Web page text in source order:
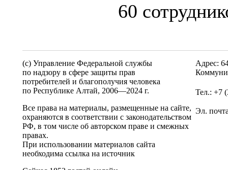
60
(c) Управление Федеральной службы
по надзору в сфере защиты прав
потребителей и благополучия человека
по Республике Алтай, 2006—2024 г.
Все права на материалы, размещенные на сайте,
охраняются в соответствии с законодательством
РФ, в том числе об авторском праве и смежных
правах.
При использовании материалов сайта
необходима ссылка на источник
Адрес:
Тел.: +7
Эл.